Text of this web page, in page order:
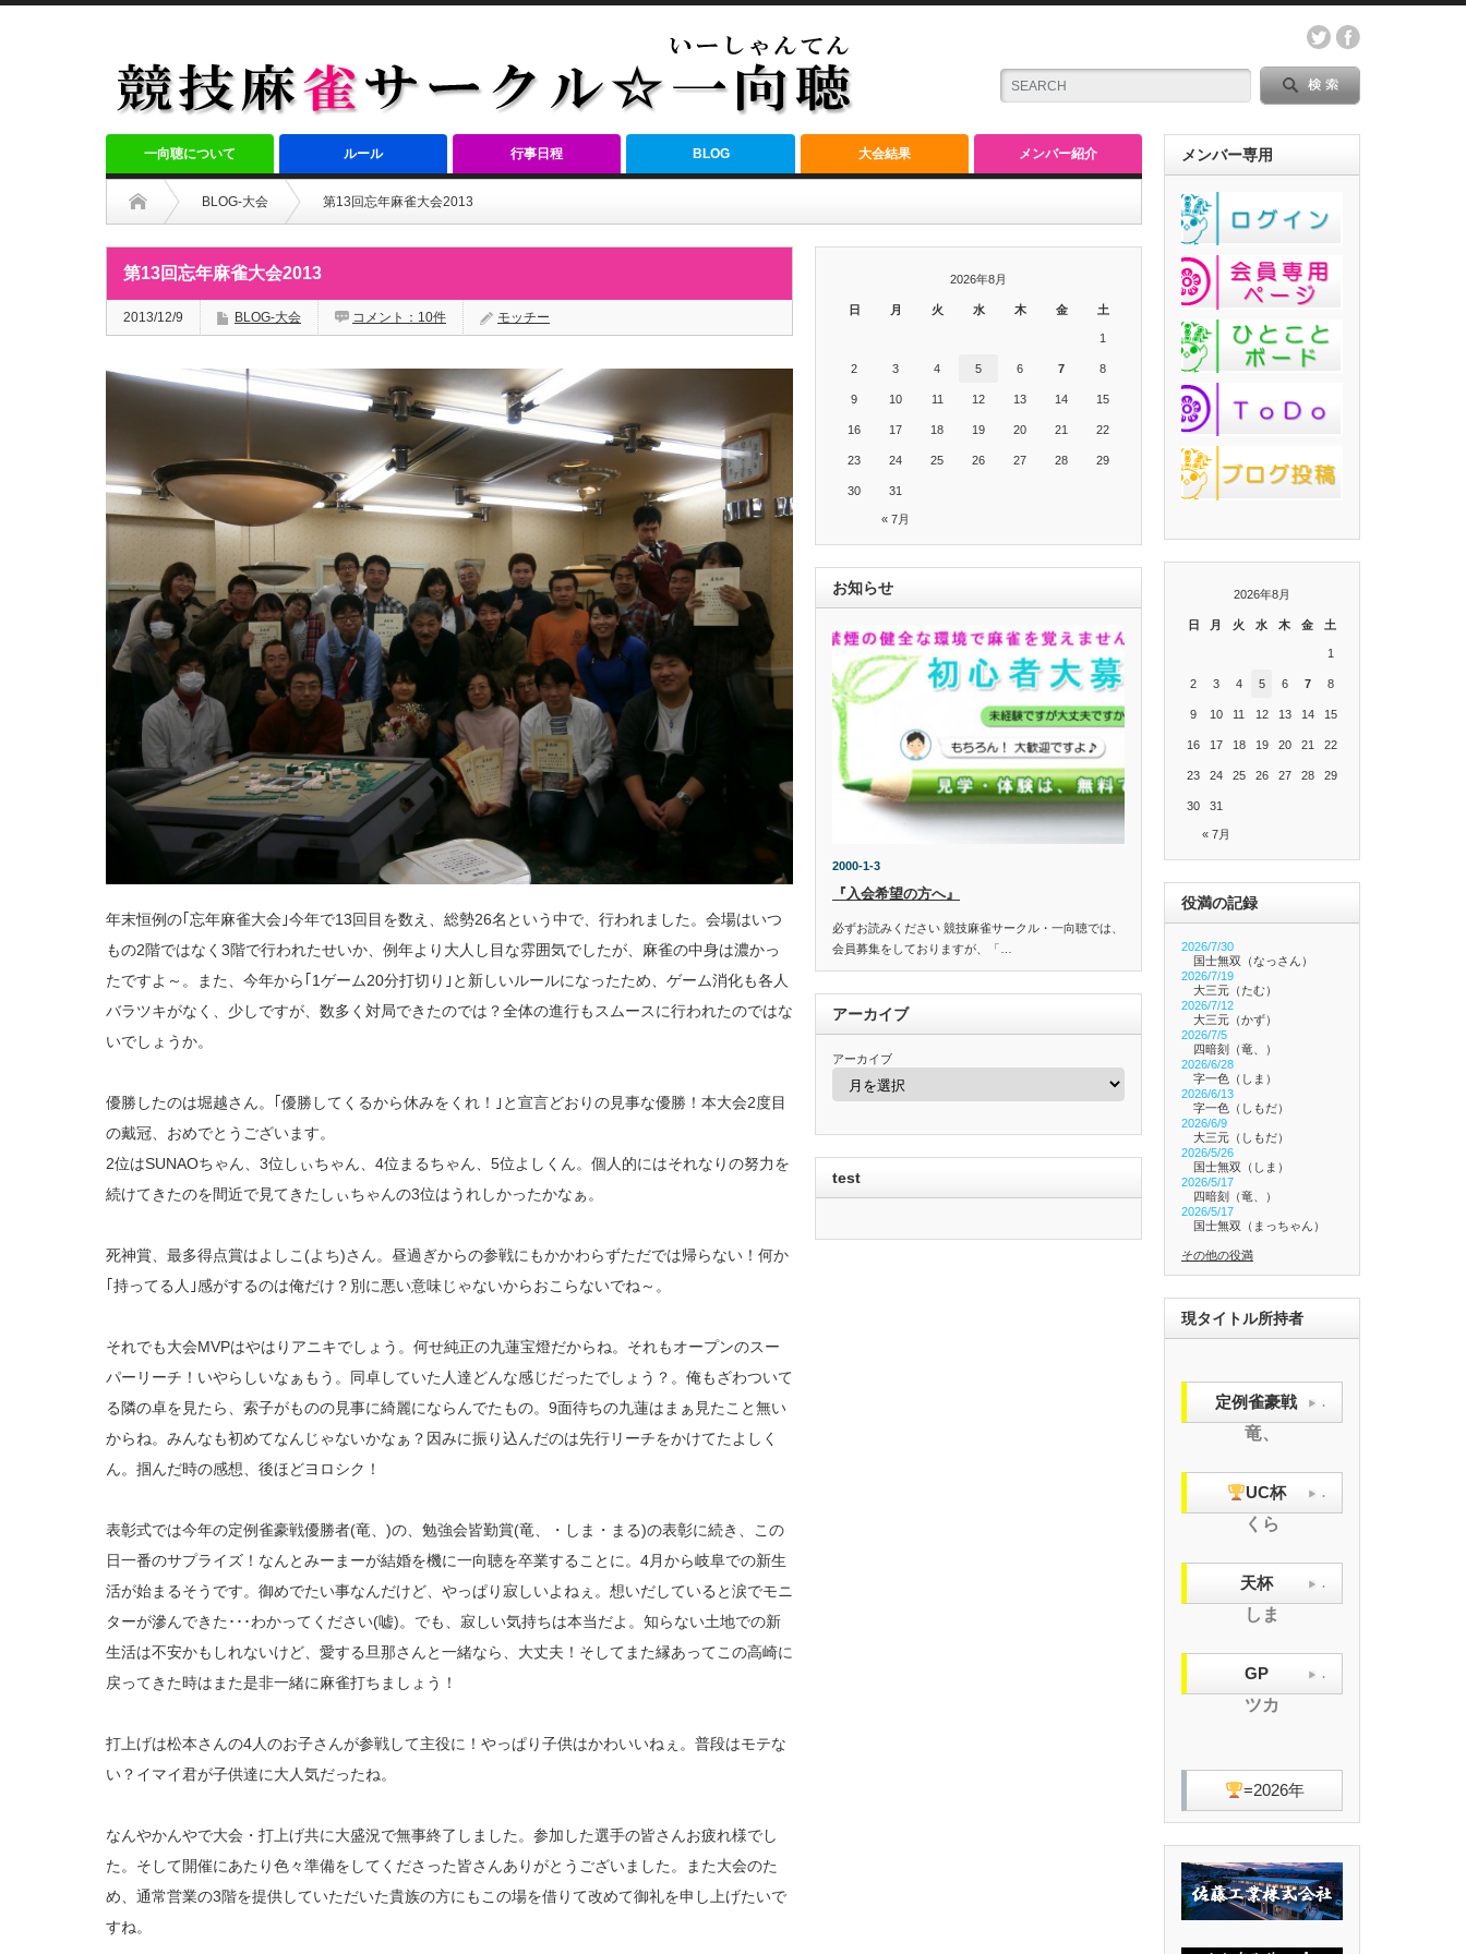
一向聴について ルール 行事日程 BLOG 大会結果 メンバー紹介
BLOG-大会 第13回忘年麻雀大会2013
第13回忘年麻雀大会2013
2013/12/9 BLOG-大会 コメント：10件 モッチー
年末恒例の｢忘年麻雀大会｣今年で13回目を数え、総勢26名という中で、行われました。会場はいつ
もの2階ではなく3階で行われたせいか、例年より大人し目な雰囲気でしたが、麻雀の中身は濃かっ
たですよ～。また、今年から｢1ゲーム20分打切り｣と新しいルールになったため、ゲーム消化も各人
バラツキがなく、少しですが、数多く対局できたのでは？全体の進行もスムースに行われたのではな
いでしょうか。
優勝したのは堀越さん。｢優勝してくるから休みをくれ！｣と宣言どおりの見事な優勝！本大会2度目
の戴冠、おめでとうございます。
2位はSUNAOちゃん、3位しぃちゃん、4位まるちゃん、5位よしくん。個人的にはそれなりの努力を
続けてきたのを間近で見てきたしぃちゃんの3位はうれしかったかなぁ。
死神賞、最多得点賞はよしこ(よち)さん。昼過ぎからの参戦にもかかわらずただでは帰らない！何か
｢持ってる人｣感がするのは俺だけ？別に悪い意味じゃないからおこらないでね～。
それでも大会MVPはやはりアニキでしょう。何せ純正の九蓮宝燈だからね。それもオープンのスー
パーリーチ！いやらしいなぁもう。同卓していた人達どんな感じだったでしょう？。俺もざわついて
る隣の卓を見たら、索子がものの見事に綺麗にならんでたもの。9面待ちの九蓮はまぁ見たこと無い
からね。みんなも初めてなんじゃないかなぁ？因みに振り込んだのは先行リーチをかけてたよしく
ん。掴んだ時の感想、後ほどヨロシク！
表彰式では今年の定例雀豪戦優勝者(竜、)の、勉強会皆勤賞(竜、・しま・まる)の表彰に続き、この
日一番のサプライズ！なんとみーまーが結婚を機に一向聴を卒業することに。4月から岐阜での新生
活が始まるそうです。御めでたい事なんだけど、やっぱり寂しいよねぇ。想いだしていると涙でモニ
ターが滲んできた･･･わかってください(嘘)。でも、寂しい気持ちは本当だよ。知らない土地での新
生活は不安かもしれないけど、愛する旦那さんと一緒なら、大丈夫！そしてまた縁あってこの高崎に
戻ってきた時はまた是非一緒に麻雀打ちましょう！
打上げは松本さんの4人のお子さんが参戦して主役に！やっぱり子供はかわいいねぇ。普段はモテな
い？イマイ君が子供達に大人気だったね。
なんやかんやで大会・打上げ共に大盛況で無事終了しました。参加した選手の皆さんお疲れ様でし
た。そして開催にあたり色々準備をしてくださった皆さんありがとうございました。また大会のた
め、通常営業の3階を提供していただいた貴族の方にもこの場を借りて改めて御礼を申し上げたいで
すね。
2026年8月
日 月 火 水 木 金 土
« 7月
1
2 3 4 5 6 7 8
9 10 11 12 13 14 15
16 17 18 19 20 21 22
23 24 25 26 27 28 29
30 31
お知らせ
2000-1-3
『入会希望の方へ』
必ずお読みください 競技麻雀サークル・一向聴では、
会員募集をしておりますが、「…
アーカイブ
アーカイブ
test
メンバー専用
2026年8月
日 月 火 水 木 金 土
« 7月
1
2 3 4 5 6 7 8
9 10 11 12 13 14 15
16 17 18 19 20 21 22
23 24 25 26 27 28 29
30 31
役満の記録
2026/7/30
国士無双（なっさん）
2026/7/19
大三元（たむ）
2026/7/12
大三元（かず）
2026/7/5
四暗刻（竜、）
2026/6/28
字一色（しま）
2026/6/13
字一色（しもだ）
2026/6/9
大三元（しもだ）
2026/5/26
国士無双（しま）
2026/5/17
四暗刻（竜、）
2026/5/17
国士無双（まっちゃん）
その他の役満
現タイトル所持者
定例雀豪戦 .
竜、
UC杯 .
くら
天杯 .
しま
GP .
ツカ
=2026年